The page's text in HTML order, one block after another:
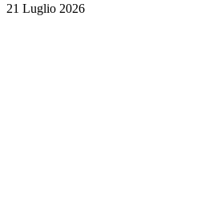
21 Luglio 2026